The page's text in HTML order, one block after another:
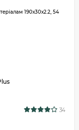
190х30х2.2, 54
34